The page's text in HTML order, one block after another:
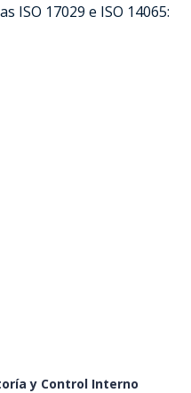
ISO 17029 e ISO 14065:
y Control Interno